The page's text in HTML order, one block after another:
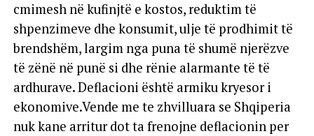
cmimesh në kufinjtë e kostos, reduktim të
shpenzimeve dhe konsumit, ulje të prodhimit të
brendshëm, largim nga puna të shumë njerëzve
të zënë në punë si dhe rënie alarmante të të
ardhurave. Deflacioni është armiku kryesor i
ekonomive.Vende me te zhvilluara se Shqiperia
nuk kane arritur dot ta frenojne deflacionin per